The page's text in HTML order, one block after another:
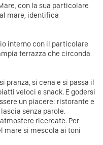
con la sua particolare
mare, identifica
interno con il particolare
terrazza che circonda
pranza, si cena e si passa il
veloci e snack. E godersi
un piacere: ristorante e
senza parole.
ricercate. Per
mare si mescola ai toni